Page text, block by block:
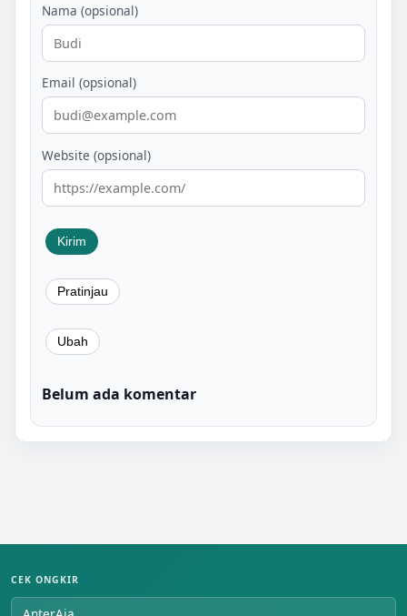
Nama (opsional)
Email (opsional)
Website (opsional)
Belum ada komentar
CEK ONGKIR